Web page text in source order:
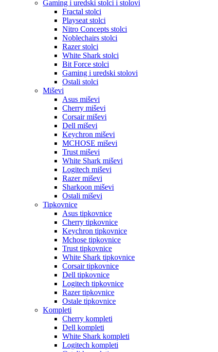
Gaming i uredski stolci i stolovi
Fractal stolci
Playseat stolci
Nitro Concepts stolci
Noblechairs stolci
Razer stolci
White Shark stolci
Bit Force stolci
Gaming i uredski stolovi
Ostali stolci
Miševi
Asus miševi
Cherry miševi
Corsair miševi
Dell miševi
Keychron miševi
MCHOSE miševi
Trust miševi
White Shark miševi
Logitech miševi
Razer miševi
Sharkoon miševi
Ostali miševi
Tipkovnice
Asus tipkovnice
Cherry tipkovnice
Keychron tipkovnice
Mchose tipkovnice
Trust tipkovnice
White Shark tipkovnice
Corsair tipkovnice
Dell tipkovnice
Logitech tipkovnice
Razer tipkovnice
Ostale tipkovnice
Kompleti
Cherry kompleti
Dell kompleti
White Shark kompleti
Logitech kompleti